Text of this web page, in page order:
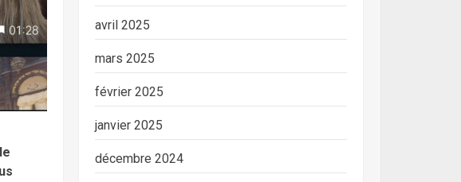
avril 2025
mars 2025
février 2025
janvier 2025
décembre 2024